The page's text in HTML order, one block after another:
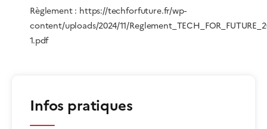
Règlement : https://techforfuture.fr/wp-
content/uploads/2024/11/
1.pdf
Infos pratiques